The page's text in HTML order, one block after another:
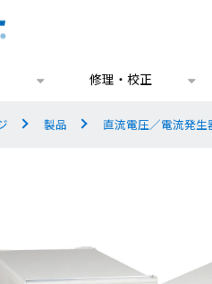
修理・校正
製品 直流電圧／電流発生